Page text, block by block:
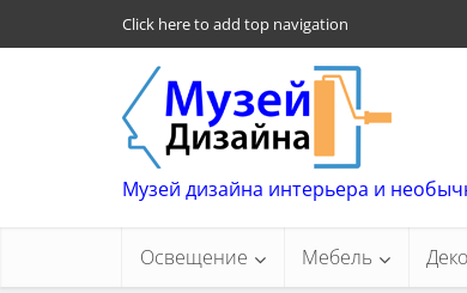
Click here to add top navigation
Музей дизайна интерьера и
Освещение Мебель